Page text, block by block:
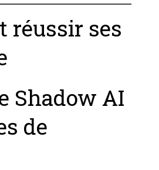
réussir ses
Shadow AI
de